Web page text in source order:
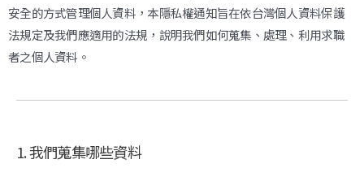
安全的方式管理個人資料，本隱私權通知旨在依台灣個人資料保護
法規定及我們應適用的法規，說明我們如何蒐集、處理、利用求職
者之個人資料。
1. 我們蒐集哪些資料